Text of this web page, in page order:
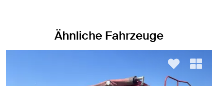
Ähnliche Fahrzeuge